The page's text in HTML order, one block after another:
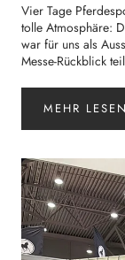
Vier Tage
tolle Atmosphäre:
war für uns als
Messe-Rückblick
MEHR LESEN